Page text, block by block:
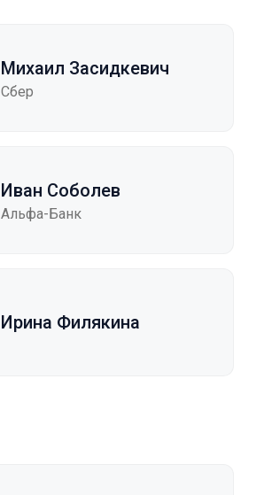
Михаил Засидкевич
Сбер
Иван Соболев
Альфа-Банк
Ирина Филякина